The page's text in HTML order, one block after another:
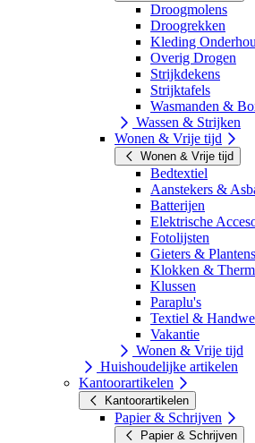
Droogmolens
Droogrekken
Kleding
Overig Drogen
Strijkdekens
Strijktafels
Wasmanden &
Wassen & Strijken
Wonen & Vrije tijd
Wonen & Vrije tijd
Bedtextiel
Aanstekers &
Batterijen
Elektrische
Fotolijsten
Gieters &
Klokken &
Klussen
Paraplu's
Textiel &
Vakantie
Wonen & Vrije tijd
Huishoudelijke artikelen
Kantoorartikelen
Kantoorartikelen
Papier & Schrijven
Papier & Schrijven